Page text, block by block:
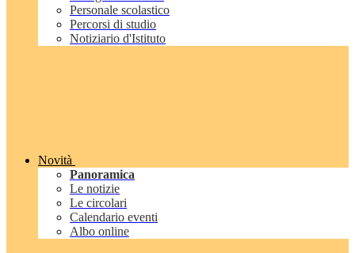
Personale scolastico
Percorsi di studio
Notiziario d'Istituto
Novità
Panoramica
Le notizie
Le circolari
Calendario eventi
Albo online